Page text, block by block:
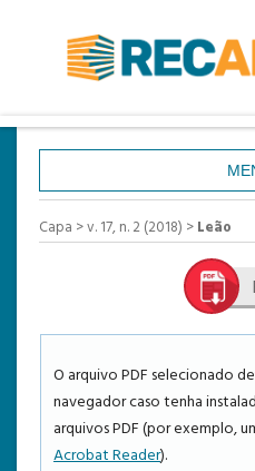
CAPA
SOBRE
CADASTRO
PESQUISA
ATUAL
ANTERIORES
Capa >v. 17, n. 2 (2018) >Leão
O arquivo PDF selecionado
navegador caso tenha
arquivos PDF (por exemplo,
Acrobat Reader).